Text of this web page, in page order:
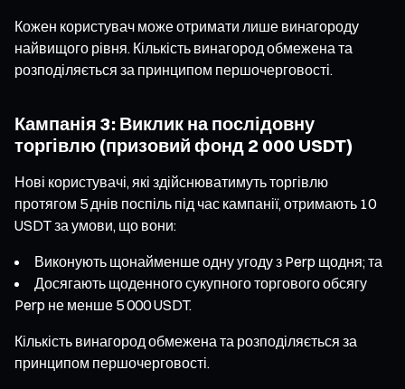
Кожен користувач може отримати лише винагороду
найвищого рівня. Кількість винагород обмежена та
розподіляється за принципом першочерговості.
Кампанія 3: Виклик на послідовну
торгівлю (призовий фонд 2 000 USDT)
Нові користувачі, які здійснюватимуть торгівлю
протягом 5 днів поспіль під час кампанії, отримають 10
USDT за умови, що вони:
Виконують щонайменше одну угоду з Perp щодня; та
Досягають щоденного сукупного торгового обсягу
Perp не менше 5 000 USDT.
Кількість винагород обмежена та розподіляється за
принципом першочерговості.